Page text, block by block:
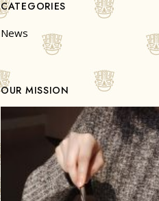
CATEGORIES
News
OUR MISSION